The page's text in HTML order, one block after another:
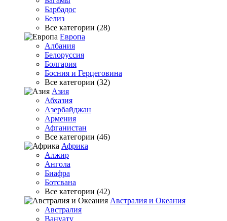
Барбадос
Белиз
Все категории (28)
Европа
Албания
Белоруссия
Болгария
Босния и Герцеговина
Все категории (32)
Азия
Абхазия
Азербайджан
Армения
Афганистан
Все категории (46)
Африка
Алжир
Ангола
Биафра
Ботсвана
Все категории (42)
Австралия и Океания
Австралия
Вануату